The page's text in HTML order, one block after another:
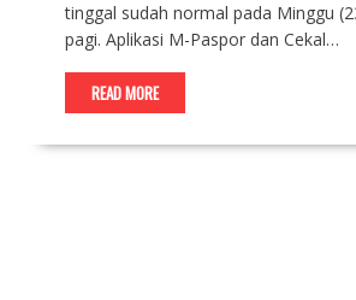
tinggal sudah normal pada Minggu
pagi. Aplikasi M-Paspor dan Cekal…
READ MORE